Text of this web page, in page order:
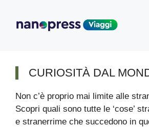
contenuto
CURIOSITÀ DAL
Non c’è proprio mai limite alle
Scopri quali sono tutte le ‘cose’
e stranerrime che succedono in